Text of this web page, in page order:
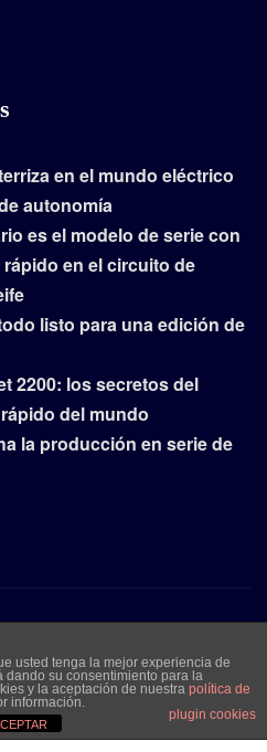
en el mundo eléctrico
autonomía
es el modelo de serie con
en el circuito de
listo para una edición de
2200: los secretos del
del mundo
la producción en serie de
conWordPress|Frankfurt
ThemeArile
Publicidad Contacto
usted tenga la mejor experiencia de
dando su consentimiento para la
y la aceptación de nuestra política de
información.
plugin cookies